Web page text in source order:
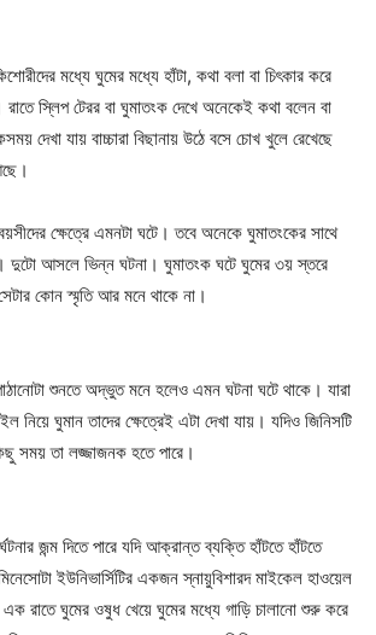
মধ্যে ঘুমের মধ্যে হাঁটা, কথা বলা বা চিৎকার করে
রাতে স্লিপ টেরর বা ঘুমাতংক দেখে অনেকেই কথা বলেন বা
দেখা যায় বাচ্চারা বিছানায় উঠে বসে চোখ খুলে রেখেছে
ক্ষেত্রে এমনটা ঘটে। তবে অনেকে ঘুমাতংকের সাথে
দুটো আসলে ভিন্ন ঘটনা। ঘুমাতংক ঘটে ঘুমের ৩য় স্তরে
কোন স্মৃতি আর মনে থাকে না।
শুনতে অদ্ভুত মনে হলেও এমন ঘটনা ঘটে থাকে। যারা
নিয়ে ঘুমান তাদের ক্ষেত্রেই এটা দেখা যায়। যদিও জিনিসটি
সময় তা লজ্জাজনক হতে পারে।
জন্ম দিতে পারে যদি আক্রান্ত ব্যক্তি হাঁটতে হাঁটতে
ইউনিভার্সিটির একজন স্নায়ুবিশারদ মাইকেল হাওয়েল
রাতে ঘুমের ওষুধ খেয়ে ঘুমের মধ্যে গাড়ি চালানো শুরু করে